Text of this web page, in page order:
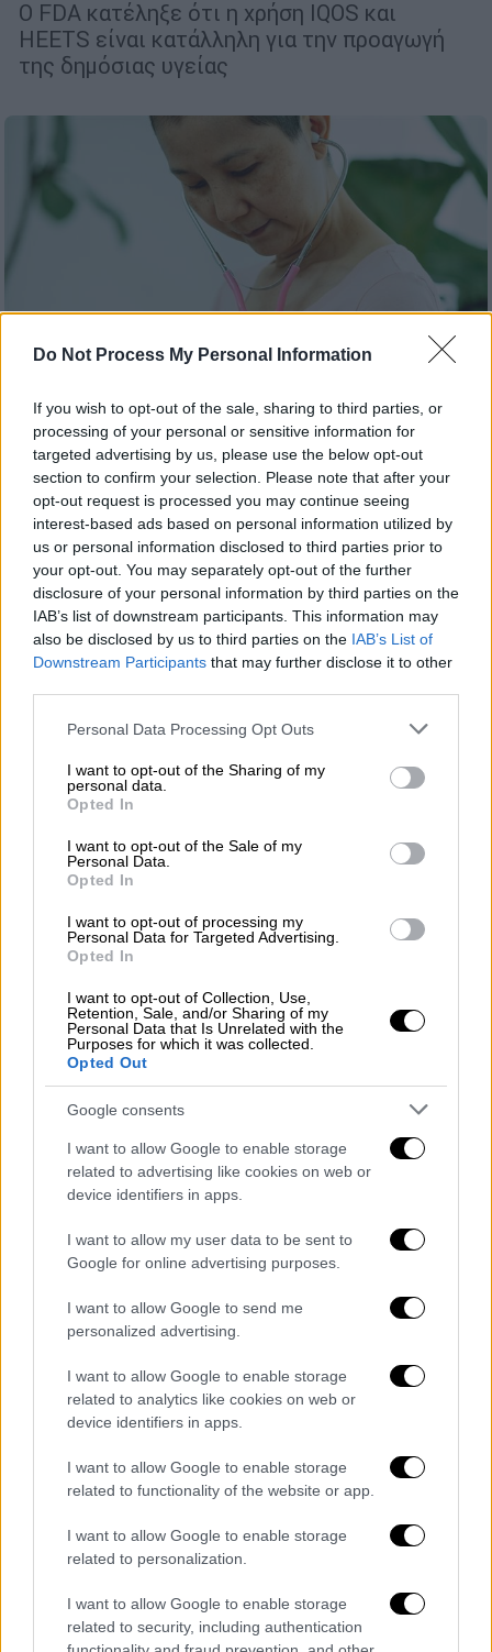
Do Not Process My Personal Information
If you wish to opt-out of the sale, sharing to third parties, or
processing of your personal or sensitive information for
targeted advertising by us, please use the below opt-out
section to confirm your selection. Please note that after your
opt-out request is processed you may continue seeing
interest-based ads based on personal information utilized by
us or personal information disclosed to third parties prior to
your opt-out. You may separately opt-out of the further
disclosure of your personal information by third parties on the
IAB’s list of downstream participants. This information may
also be disclosed by us to third parties on the IAB’s List of
Downstream Participants that may further disclose it to other
Please note that this website/app uses one or more Google
not limited to your visit or usage behaviour. You may click to
grant or deny consent to Google and its third-party tags to
use your data for below specified purposes in below Google
consent section.
Personal Data Processing Opt Outs
I want to opt-out of the Sharing of my
personal data.
Opted In
I want to opt-out of the Sale of my
Personal Data.
Opted In
I want to opt-out of processing my
Personal Data for Targeted Advertising.
Opted In
I want to opt-out of Collection, Use,
Retention, Sale, and/or Sharing of my
Personal Data that Is Unrelated with the
Purposes for which it was collected.
Opted Out
Google consents
I want to allow Google to enable storage
related to advertising like cookies on web or
device identifiers in apps.
I want to allow my user data to be sent to
Google for online advertising purposes.
I want to allow Google to send me
personalized advertising.
I want to allow Google to enable storage
related to analytics like cookies on web or
device identifiers in apps.
I want to allow Google to enable storage
related to functionality of the website or app.
I want to allow Google to enable storage
related to personalization.
I want to allow Google to enable storage
related to security, including authentication
Ο FDA κατέληξε ότι η χρήση IQOS και
HEETS είναι κατάλληλη για την προαγωγή
της δημόσιας υγείας
Υγεία|16.04.2026 14:37
Γάμος, ανύπαντρη ζωή και κίνδυνος
καρκίνου - Τι αποκαλύπτει νέα έρευνα
Στη συζήτηση για τον καρκίνο, σπάνια
εξετάζεται η οικογενειακή κατάσταση ως
έναν παράγοντας που ενδέχεται να
επηρεάζει τον κίνδυνο νόσησης
Οικονομία|08.04.2026 16:07
Νέες αυξήσεις στα τσιγάρα: Στα 6,5
ευρώ πάει το πακέτο - Τι δείχνει μελέτη
του Ευρωκοινοβουλίου
Η μελέτη που επικαλείται το
Ευρωκοινοβούλιο δείχνει την Ελλάδα να
βρίσκεται στις χώρες που θα χρειαστούν
μεγάλες προσαρμογές